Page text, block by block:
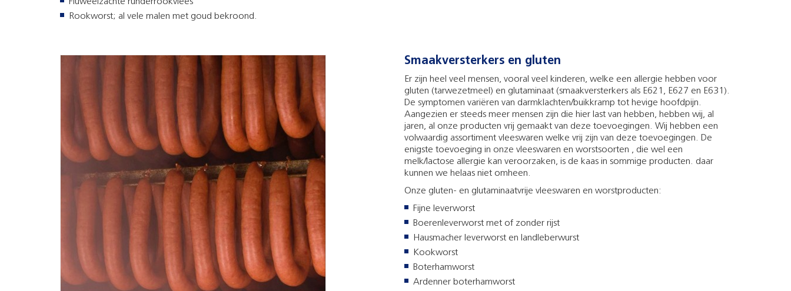
Rookworst; al vele malen met goud bekroond.
Smaakversterkers en gluten
Er zijn heel veel mensen, vooral veel kinderen, welke een allergie hebben voor
gluten (tarwezetmeel) en glutaminaat (smaakversterkers als E621, E627 en E631).
De symptomen variëren van darmklachten/buikkramp tot hevige hoofdpijn.
Aangezien er steeds meer mensen zijn die hier last van hebben, hebben wij, al
jaren, al onze producten vrij gemaakt van deze toevoegingen. Wij hebben een
volwaardig assortiment vleeswaren welke vrij zijn van deze toevoegingen. De
enigste toevoeging in onze vleeswaren en worstsoorten , die wel een
melk/lactose allergie kan veroorzaken, is de kaas in sommige producten. daar
kunnen we helaas niet omheen.
Onze gluten- en glutaminaatvrije vleeswaren en worstproducten:
Fijne leverworst
Boerenleverworst met of zonder rijst
Hausmacher leverworst en landleberwurst
Kookworst
Boterhamworst
Ardenner boterhamworst